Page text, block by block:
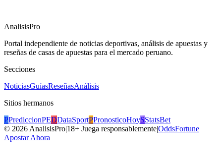
AnalisisPro
Portal independiente de noticias deportivas, análisis de apuestas y
reseñas de casas de apuestas para el mercado peruano.
Secciones
NoticiasGuíasReseñasAnálisis
Sitios hermanos
PPrediccionPEDDataSportPPronosticoHoySStatsBet
© 2026 AnalisisPro|18+ Juega responsablemente|OddsFortune
Apostar Ahora